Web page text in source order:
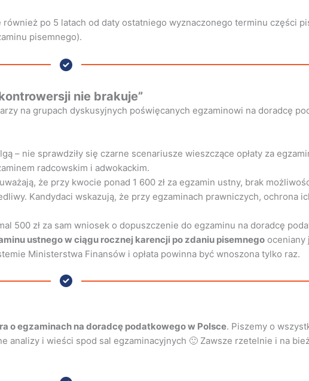
po 5 latach od daty ostatniego wyznaczonego terminu części
pisemnego).
nie brakuje”
na grupach dyskusyjnych poświęcanych egzaminowi na doradcę
– nie sprawdziły się czarne scenariusze wieszczące opłaty za
radcowskim i adwokackim.
że przy kwocie ponad 1 600 zł za egzamin ustny, brak
Kandydaci wskazują, że przy egzaminach prawniczych, ochrona
500 zł za sam wniosek o dopuszczenie do egzaminu na doradcę
ustnego w ciągu rocznej karencji po zdaniu pisemnego oceniany
Ministerstwa Finansów i opłata powinna być wnoszona tylko raz.
o egzaminach na doradcę podatkowego w Polsce. Piszemy o
analizy i wieści spod sal egzaminacyjnych 🙂 Zawsze rzetelnie i na